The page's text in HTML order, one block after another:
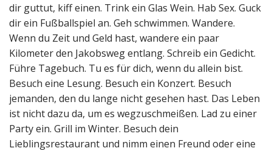
dir guttut, kiff einen. Trink ein Glas Wein. Hab Sex. Guck
dir ein Fußballspiel an. Geh schwimmen. Wandere.
Wenn du Zeit und Geld hast, wandere ein paar
Kilometer den Jakobsweg entlang. Schreib ein Gedicht.
Führe Tagebuch. Tu es für dich, wenn du allein bist.
Besuch eine Lesung. Besuch ein Konzert. Besuch
jemanden, den du lange nicht gesehen hast. Das Leben
ist nicht dazu da, um es wegzuschmeißen. Lad zu einer
Party ein. Grill im Winter. Besuch dein
Lieblingsrestaurant und nimm einen Freund oder eine